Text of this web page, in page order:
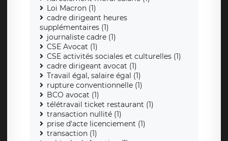
Loi Macron (1)
cadre dirigeant heures
supplémentaires (1)
journaliste cadre (1)
CSE Avocat (1)
CSE activités sociales et culturelles (1)
cadre dirigeant avocat (1)
Travail égal, salaire égal (1)
rupture conventionnelle (1)
BCO avocat (1)
télétravail ticket restaurant (1)
transaction nullité (1)
prise d'acte licenciement (1)
transaction (1)